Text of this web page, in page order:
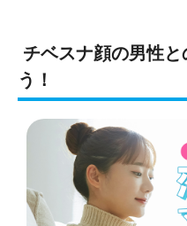
チベスナ顔の男性
う！